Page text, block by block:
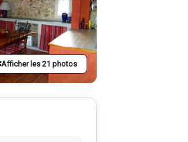
Afficher les 21 photos